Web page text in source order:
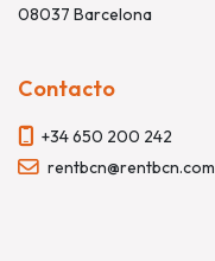
08037 Barcelona
Contacto
+34 650 200 242
rentbcn@rentbcn.com